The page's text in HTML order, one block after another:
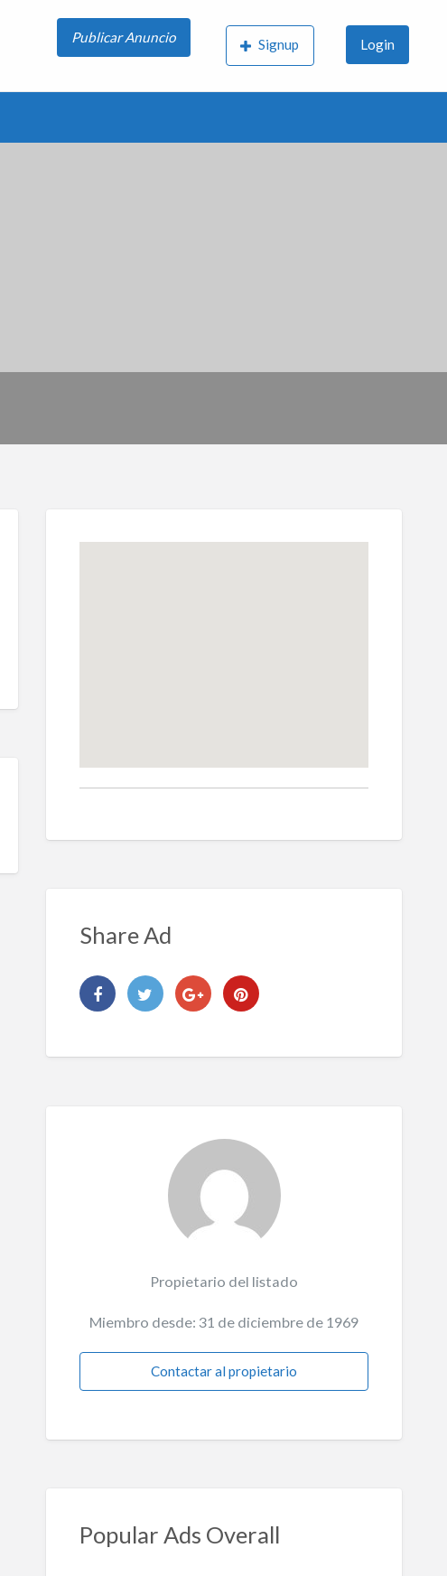
Publicar Anuncio Signup Login
Share Ad
Propietario del listado
Miembro desde: 31 de diciembre de 1969
Contactar al propietario
Popular Ads Overall